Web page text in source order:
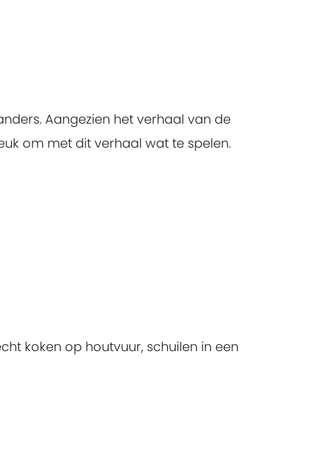
Aangezien het verhaal van de
om met dit verhaal wat te spelen.
koken op houtvuur, schuilen in een